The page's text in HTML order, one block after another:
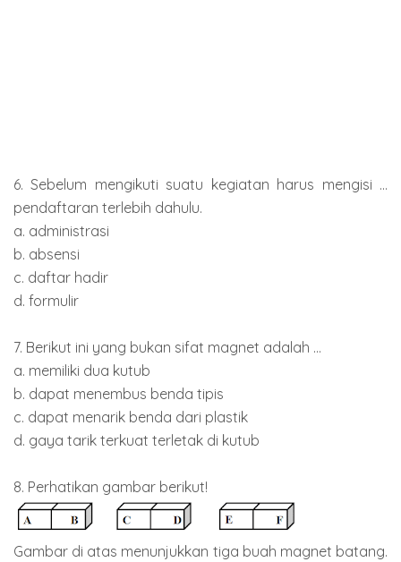
6. Sebelum mengikuti suatu kegiatan harus mengisi ...
pendaftaran terlebih dahulu.
a. administrasi
b. absensi
c. daftar hadir
d. formulir
7. Berikut ini yang bukan sifat magnet adalah ...
a. memiliki dua kutub
b. dapat menembus benda tipis
c. dapat menarik benda dari plastik
d. gaya tarik terkuat terletak di kutub
8. Perhatikan gambar berikut!
Gambar di atas menunjukkan tiga buah magnet batang.